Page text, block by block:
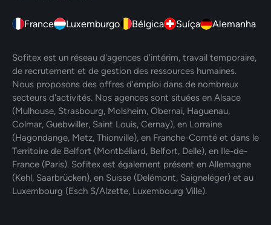
France Luxemburgo Bélgica Suíça Alemanha
Sofitex est un réseau d'agences d'intérim, travail temporaire,
de recrutement et de gestion des ressources humaines.
Nous proposons des offres d'emploi dans de nombreux
secteurs d'activités. Nos agences sont situées en Alsace
(Mulhouse, Strasbourg, Molsheim, Obernai, Haguenau,
Colmar, Guebwiller, Saint Louis, Cernay), en Lorraine
(Hagondange, Metz, Thionville), en Franche-Comté et dans le
Territoire de Belfort (Montbéliard, Belfort, Delle), en Ile-de-
France (Paris). Sofitex est également présent en Allemagne
(Kehl, Saarbrücken), en Suisse (Delémont, Saigneléger) et au
Luxembourg (Esch S/Alzette, Luxembourg Ville).